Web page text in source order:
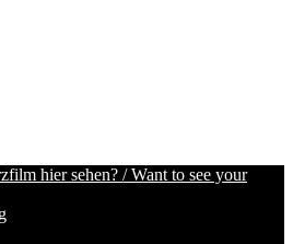
hier sehen? / Want to see your